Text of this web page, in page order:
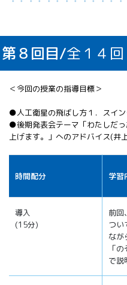
第８回目/全１４回
＜今回の授業の指導目標＞
●人工衛星の飛ばし方１．スイ
●後期発表会テーマ「わたしだ
上げます。」へのアドバイス(
時間配分 学習
導入
(15分)
前回
つい
なが
「
で説